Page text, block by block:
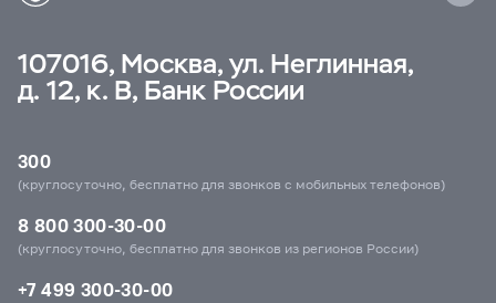
107016, Москва, ул. Неглинная,
д. 12, к. В, Банк России
300
(круглосуточно, бесплатно для звонков с мобильных телефонов)
8 800 300-30-00
(круглосуточно, бесплатно для звонков из регионов России)
+7 499 300-30-00